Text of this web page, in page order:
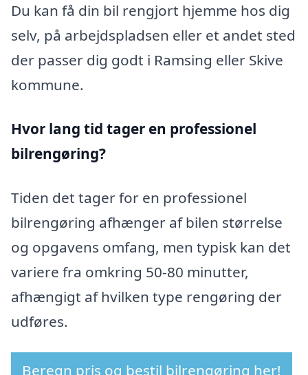
Du kan få din bil rengjort hjemme hos dig
selv, på arbejdspladsen eller et andet sted
der passer dig godt i Ramsing eller Skive
kommune.
Hvor lang tid tager en professionel
bilrengøring?
Tiden det tager for en professionel
bilrengøring afhænger af bilen størrelse
og opgavens omfang, men typisk kan det
variere fra omkring 50-80 minutter,
afhængigt af hvilken type rengøring der
udføres.
Beregn pris og bestil bilrengøring her!